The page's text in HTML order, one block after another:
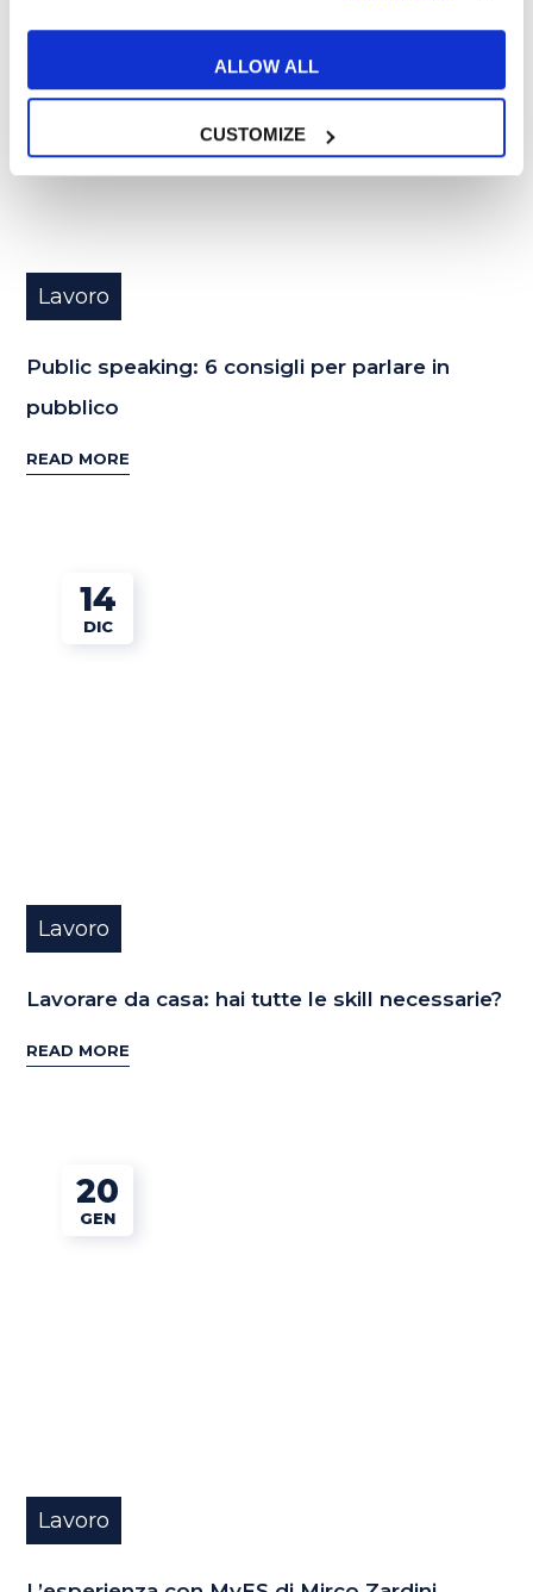
ALLOW ALL
CUSTOMIZE
Lavoro
Public speaking: 6 consigli per parlare in
pubblico
READ MORE
14
DIC
Lavoro
Lavorare da casa: hai tutte le skill necessarie?
READ MORE
20
GEN
Lavoro